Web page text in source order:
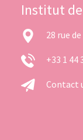
Institut
28 rue
+33 1 44
Contact